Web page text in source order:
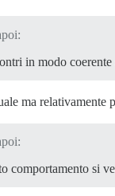
in modo
ma relativamente
comportamento si